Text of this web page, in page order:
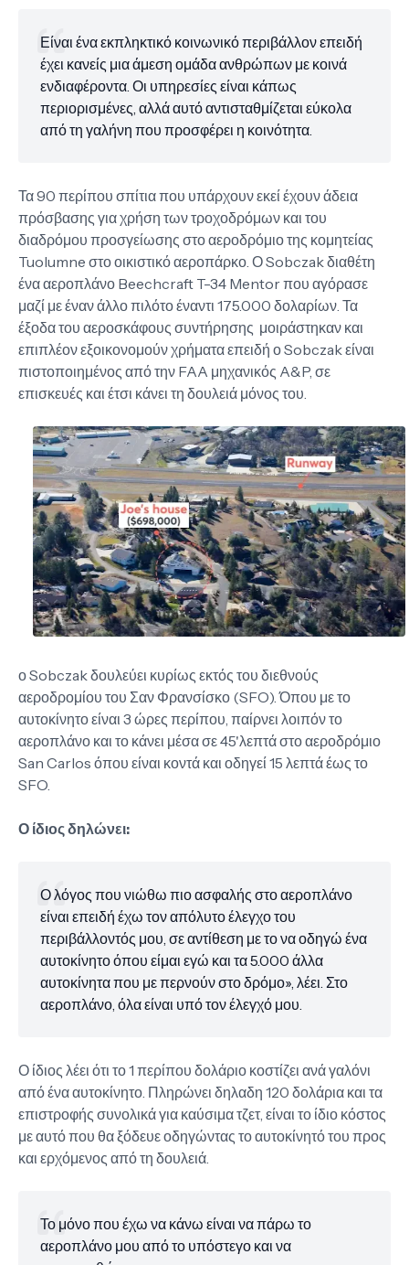
Είναι ένα εκπληκτικό κοινωνικό περιβάλλον επειδή
έχει κανείς μια άμεση ομάδα ανθρώπων με κοινά
ενδιαφέροντα. Οι υπηρεσίες είναι κάπως
περιορισμένες, αλλά αυτό αντισταθμίζεται εύκολα
από τη γαλήνη που προσφέρει η κοινότητα.
Τα 90 περίπου σπίτια που υπάρχουν εκεί έχουν άδεια
πρόσβασης για χρήση των τροχοδρόμων και του
διαδρόμου προσγείωσης στο αεροδρόμιο της κομητείας
Tuolumne στο οικιστικό αεροπάρκο. Ο Sobczak διαθέτη
ένα αεροπλάνο Beechcraft T-34 Mentor που αγόρασε
μαζί με έναν άλλο πιλότο έναντι 175.000 δολαρίων. Τα
έξοδα του αεροσκάφους συντήρησης μοιράστηκαν και
επιπλέον εξοικονομούν χρήματα επειδή ο Sobczak είναι
πιστοποιημένος από την FAA μηχανικός A&P, σε
επισκευές και έτσι κάνει τη δουλειά μόνος του.
ο Sobczak δουλεύει κυρίως εκτός του διεθνούς
αεροδρομίου του Σαν Φρανσίσκο (SFO). Όπου με το
αυτοκίνητο είναι 3 ώρες περίπου, παίρνει λοιπόν το
αεροπλάνο και το κάνει μέσα σε 45'λεπτά στο αεροδρόμιο
San Carlos όπου είναι κοντά και οδηγεί 15 λεπτά έως το
SFO.
Ο ίδιος δηλώνει:
Ο λόγος που νιώθω πιο ασφαλής στο αεροπλάνο
είναι επειδή έχω τον απόλυτο έλεγχο του
περιβάλλοντός μου, σε αντίθεση με το να οδηγώ ένα
αυτοκίνητο όπου είμαι εγώ και τα 5.000 άλλα
αυτοκίνητα που με περνούν στο δρόμο», λέει. Στο
αεροπλάνο, όλα είναι υπό τον έλεγχό μου.
Ο ίδιος λέει ότι το 1 περίπου δολάριο κοστίζει ανά γαλόνι
από ένα αυτοκίνητο. Πληρώνει δηλαδη 120 δολάρια και τα
επιστροφής συνολικά για καύσιμα τζετ, είναι το ίδιο κόστος
με αυτό που θα ξόδευε οδηγώντας το αυτοκίνητό του προς
και ερχόμενος από τη δουλειά.
Το μόνο που έχω να κάνω είναι να πάρω το
αεροπλάνο μου από το υπόστεγο και να